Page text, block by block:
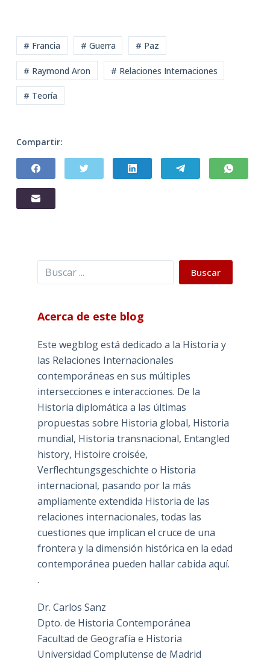
# Francia # Guerra # Paz
# Raymond Aron # Relaciones Internaciones
# Teoría
Compartir:
Buscar Buscar
Acerca de este blog
Este wegblog está dedicado a la Historia y
las Relaciones Internacionales
contemporáneas en sus múltiples
intersecciones e interacciones. De la
Historia diplomática a las últimas
propuestas sobre Historia global, Historia
mundial, Historia transnacional, Entangled
history, Histoire croisée,
Verflechtungsgeschichte o Historia
internacional, pasando por la más
ampliamente extendida Historia de las
relaciones internacionales, todas las
cuestiones que implican el cruce de una
frontera y la dimensión histórica en la edad
contemporánea pueden hallar cabida aquí.
.
Dr. Carlos Sanz
Dpto. de Historia Contemporánea
Facultad de Geografía e Historia
Universidad Complutense de Madrid